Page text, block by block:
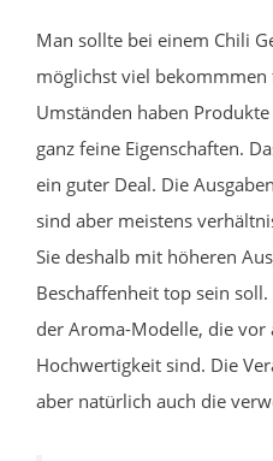
Man sollte bei einem Chili
möglichst viel bekommmen
Umständen haben
ganz feine Eigenschaften.
ein guter Deal. Die
sind aber meistens
Sie deshalb mit höheren
Beschaffenheit top sein
der Aroma-Modelle, die
Hochwertigkeit sind. Die
aber natürlich auch die